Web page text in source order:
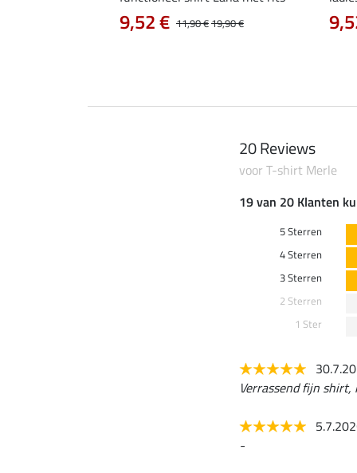
11,90 €19,90 €
9,52 €
20 Reviews
voor T-shirt Merle
19 van 20 Klanten
5 Sterren
4 Sterren
3 Sterren
2 Sterren
1 Ster
Verrassend fijn shirt,
-